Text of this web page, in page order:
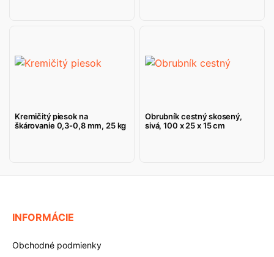
Kremičitý piesok na
škárovanie 0,3-0,8 mm, 25 kg
Obrubník cestný skosený,
sivá, 100 x 25 x 15 cm
INFORMÁCIE
Obchodné podmienky